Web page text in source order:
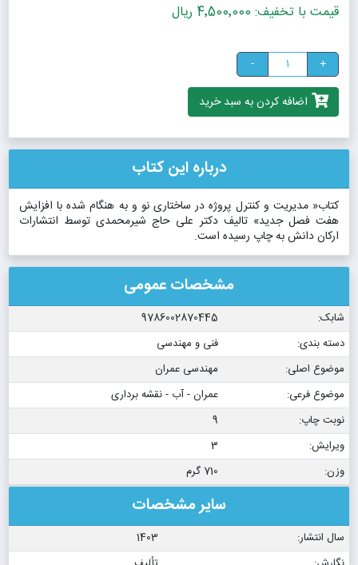
قیمت با تخفیف: 4٬500٬000 ریال
+
-
اضافه کردن به سبد خرید
درباره این کتاب
کتاب« مدیریت و کنترل پروژه در ساختاری نو و به هنگام شده با افزایش
هفت فصل جدید» تالیف دکتر علی حاج شیرمحمدی توسط انتشارات
ارکان دانش به چاپ رسیده است.
مشخصات عمومی
شابک:
9786002870445
دسته بندی:
فنی و مهندسی
موضوع اصلی:
مهندسی عمران
موضوع فرعی:
عمران - آب - نقشه برداری
نوبت چاپ:
9
ویرایش:
3
وزن:
710 گرم
سایر مشخصات
سال انتشار:
1403